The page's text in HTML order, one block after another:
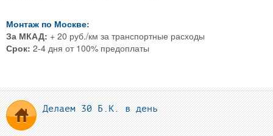
Монтаж по Москве:
За МКАД: + 20 руб./км за транспортные расходы
Срок: 2-4 дня от 100% предоплаты
Делаем 30 Б.К. в день